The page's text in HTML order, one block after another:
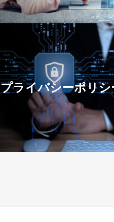
プライバシーポリシ